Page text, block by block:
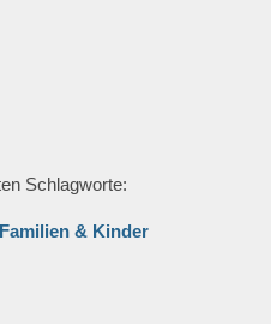
Schlagworte:
Familien & Kinder